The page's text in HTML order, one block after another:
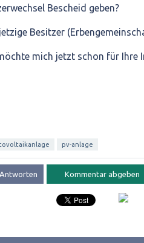
Bescheid geben?
Besitzer
mich jetzt schon für Ihre
pv-anlage